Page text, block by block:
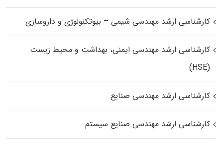
کارشناسی ارشد مهندسی شیمی – بیوتکنولوژی و داروسازی
کارشناسی ارشد مهندسی ایمنی، بهداشت و محیط زیست
(HSE)
کارشناسی ارشد مهندسی صنایع
کارشناسی ارشد مهندسی صنایع سیستم